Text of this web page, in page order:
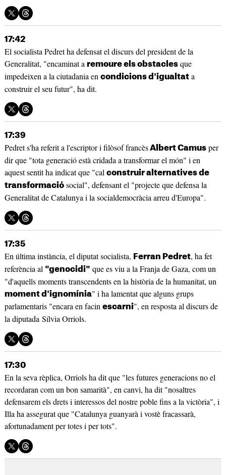
17:42
El socialista Pedret ha defensat el discurs del president de la
Generalitat, "encaminat a remoure els obstaclesque
impedeixen a la ciutadania en condicions d'igualtata
construir el seu futur", ha dit.
17:39
Pedret s'ha referit a l'escriptor i filòsof francèsAlbert Camusper
dir que "tota generació està cridada a transformar el món" i en
aquest sentit ha indicat que "cal construir alternatives de
transformaciósocial", defensant el "projecte que defensa la
Generalitat de Catalunya i la socialdemocràcia arreu d'Europa".
17:35
En última instància, el diputat socialista, Ferran Pedret, ha fet
referència al "genocidi" que es viu a la Franja de Gaza, com un
"d'aquells moments transcendents en la història de la humanitat, un
moment d'ignomínia" i ha lamentat que alguns grups
parlamentaris "encara en facin escarni", en resposta al discurs de
la diputada Sílvia Orriols.
17:30
En la seva rèplica, Orriols ha dit que "les futures generacions no el
recordaran com un bon samarità", en canvi, ha dit "nosaltres
defensarem els drets i interessos del nostre poble fins a la victòria", i
Illa ha assegurat que "Catalunya guanyarà i vostè fracassarà,
afortunadament per totes i per tots".